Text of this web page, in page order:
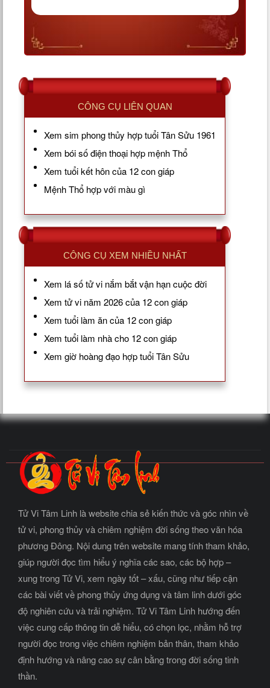
CÔNG CỤ LIÊN QUAN
Xem sim phong thủy hợp tuổi Tân Sửu 1961
Xem bói số điện thoại hợp mệnh Thổ
Xem tuổi kết hôn của 12 con giáp
Mệnh Thổ hợp với màu gì
CÔNG CỤ XEM NHIỀU NHẤT
Xem lá số tử vi nắm bắt vận hạn cuộc đời
Xem tử vi năm 2026 của 12 con giáp
Xem tuổi làm ăn của 12 con giáp
Xem tuổi làm nhà cho 12 con giáp
Xem giờ hoàng đạo hợp tuổi Tân Sửu
Tử Vi Tâm Linh là website chia sẻ kiến thức và góc nhìn về
tử vi, phong thủy và chiêm nghiệm đời sống theo văn hóa
phương Đông. Nội dung trên website mang tính tham khảo,
giúp người đọc tìm hiểu ý nghĩa các sao, các bộ hợp –
xung trong Tử Vi, xem ngày tốt – xấu, cũng như tiếp cận
các bài viết về phong thủy ứng dụng và tâm linh dưới góc
độ nghiên cứu và trải nghiệm. Tử Vi Tâm Linh hướng đến
việc cung cấp thông tin dễ hiểu, có chọn lọc, nhằm hỗ trợ
người đọc trong việc chiêm nghiệm bản thân, tham khảo
định hướng và nâng cao sự cân bằng trong đời sống tinh
thần.